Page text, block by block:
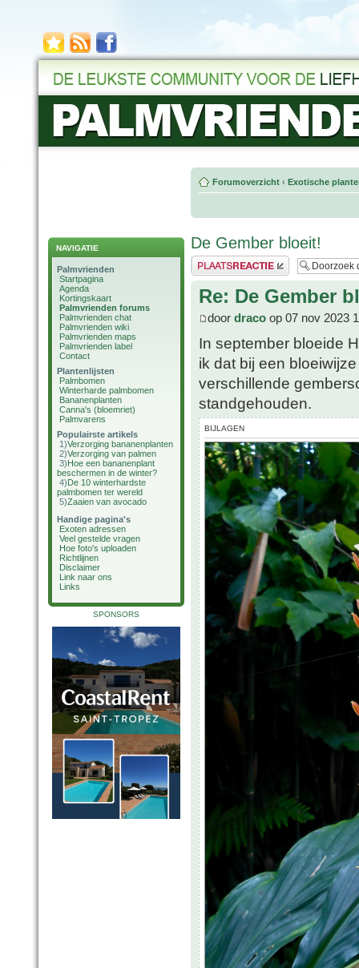
NAVIGATIE
Palmvrienden
Startpagina
Agenda
Kortingskaart
Palmvrienden forums
Palmvrienden chat
Palmvrienden wiki
Palmvrienden maps
Palmvrienden label
Contact
Plantenlijsten
Palmbomen
Winterharde palmbomen
Bananenplanten
Canna's (bloemriet)
Palmvarens
Populairste artikels
1)Verzorging bananenplanten
2)Verzorging van palmen
3)Hoe een bananenplant
beschermen in de winter?
4)De 10 winterhardste
palmbomen ter wereld
5)Zaaien van avocado
Handige pagina's
Exoten adressen
Veel gestelde vragen
Hoe foto's uploaden
Richtlijnen
Disclaimer
Link naar ons
Links
SPONSORS
Forumoverzicht ‹ Exotische
De Gember bloeit!
Plaats een reactie
Re: De Gember
door draco op 07 nov 2023
In september bloeide
ik dat bij een
verschillende
standgehouden.
BIJLAGEN